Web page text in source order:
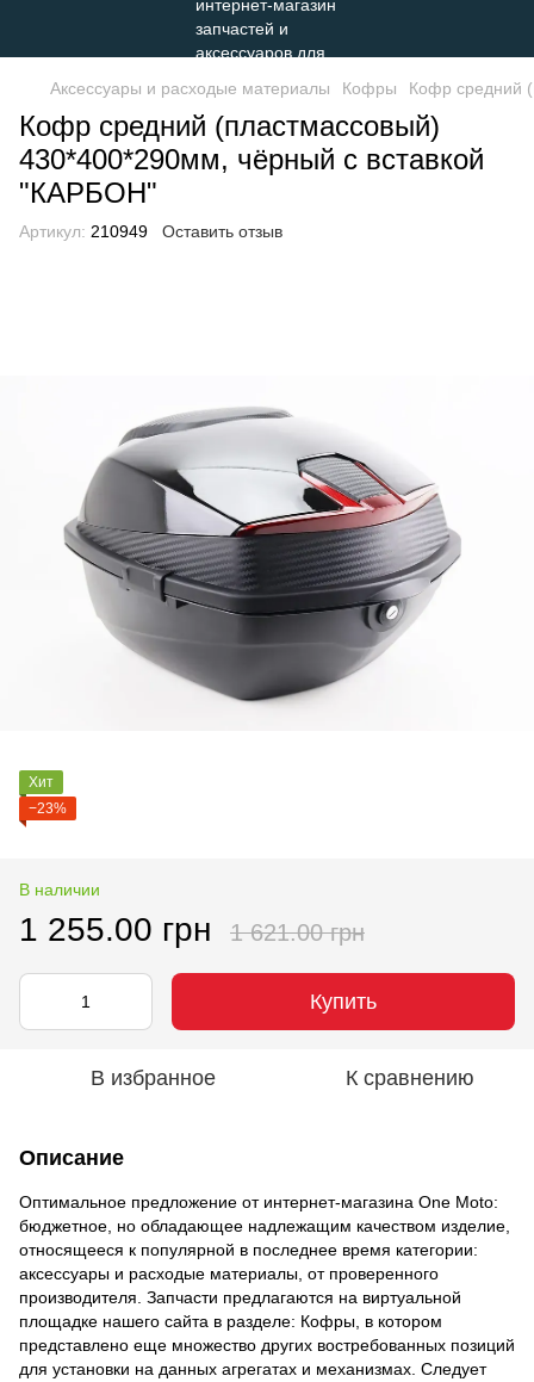
Аксессуары и расходые материалы Кофры Кофр средний
Кофр средний (пластмассовый)
430*400*290мм, чёрный с вставкой
"КАРБОН"
Артикул: 210949 Оставить отзыв
Хит
−23%
В наличии
1 255.00 грн 1 621.00 грн
Купить
В избранное К сравнению
Описание
Оптимальное предложение от интернет-магазина One Moto:
бюджетное, но обладающее надлежащим качеством изделие,
относящееся к популярной в последнее время категории:
аксессуары и расходые материалы, от проверенного
производителя. Запчасти предлагаются на виртуальной
площадке нашего сайта в разделе: Кофры, в котором
представлено еще множество других востребованных позиций
для установки на данных агрегатах и механизмах. Следует